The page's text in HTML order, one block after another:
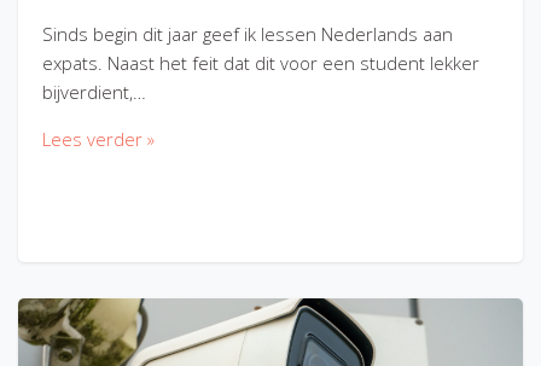
Sinds begin dit jaar geef ik lessen Nederlands aan
expats. Naast het feit dat dit voor een student lekker
bijverdient,…
Lees verder »